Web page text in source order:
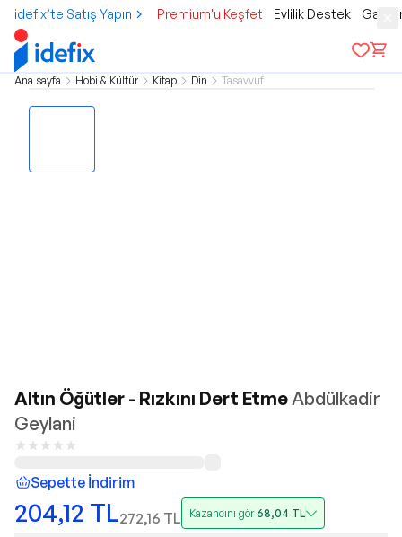
idefix’te Satış Yapın Premium'u Keşfet Evlilik Destek
Ana sayfa Hobi & Kültür Kitap Din Tasavvuf
Altın Öğütler - Rızkını Dert EtmeAbdülkadir
Geylani
Sepette İndirim
204,12 TL272,16 TL Kazancını gör68,04 TL